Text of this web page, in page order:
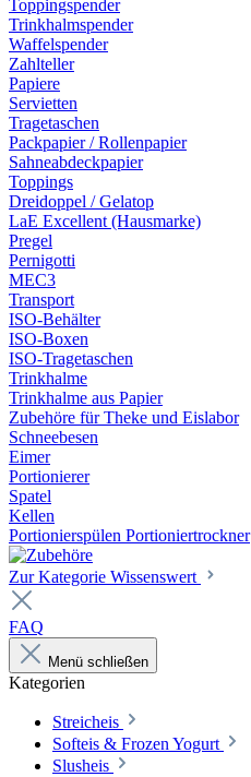
Toppingspender
Trinkhalmspender
Waffelspender
Zahlteller
Papiere
Servietten
Tragetaschen
Packpapier / Rollenpapier
Sahneabdeckpapier
Toppings
Dreidoppel / Gelatop
LaE Excellent (Hausmarke)
Pregel
Pernigotti
MEC3
Transport
ISO-Behälter
ISO-Boxen
ISO-Tragetaschen
Trinkhalme
Trinkhalme aus Papier
Zubehöre für Theke und Eislabor
Schneebesen
Eimer
Portionierer
Spatel
Kellen
Portionierspülen Portioniertrockner
Zur Kategorie Wissenswert
FAQ
Menü schließen
Kategorien
Streicheis
Softeis & Frozen Yogurt
Slusheis